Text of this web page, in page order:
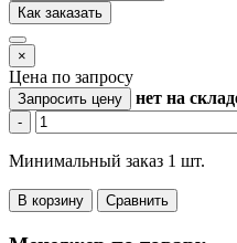
Как заказать
×
Цена по запросу
Запросить цену нет на
-
Минимальный заказ 1 шт.
В корзину Сравнить